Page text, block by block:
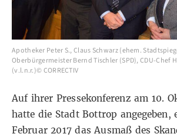
Apotheker Peter S., Claus Schwarz (ehem.
Oberbürgermeister Bernd Tischler (SPD), CDU-Chef
(v.l.n.r.)© CORRECTIV
Auf ihrer Pressekonferenz am 10.
hatte die Stadt Bottrop angegeben,
Februar 2017 das Ausmaß des